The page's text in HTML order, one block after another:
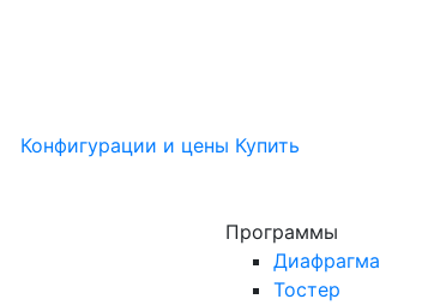
Конфигурации и цены Купить
Программы
Диафрагма
Тостер